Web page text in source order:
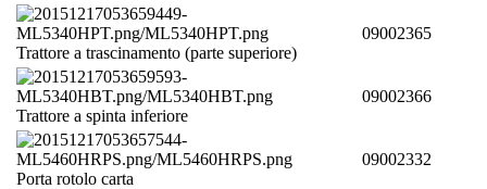
Trattore a trascinamento (parte superiore)
09002365
Trattore a spinta inferiore
09002366
Porta rotolo carta
09002332